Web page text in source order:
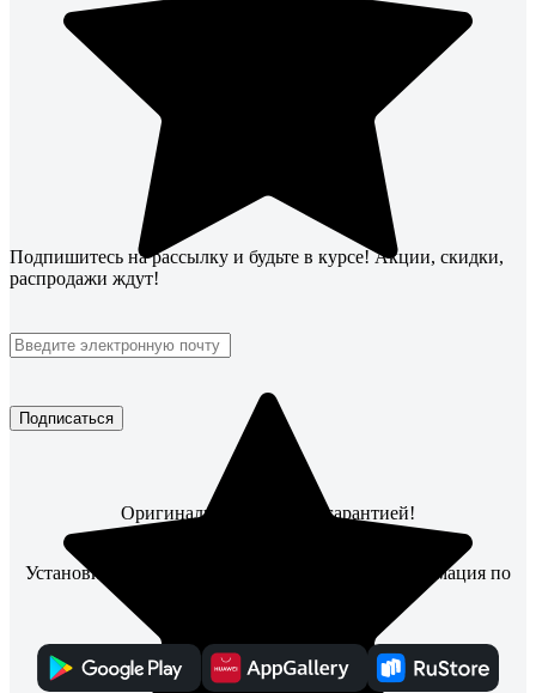
Подпишитесь на рассылку и будьте в курсе! Акции, скидки,
распродажи ждут!
Подписаться
Оригинальные товары с гарантией!
Установите мобильное приложение, чтобы информация по